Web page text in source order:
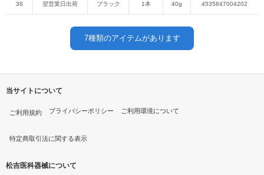
38 翌営業日出荷 ブラック 1本 40g 4535847004202
7種類のアイテムがあります
当サイトについて
ご利用規約 プライバシーポリシー ご利用環境について
特定商取引法に関する表示
松吉医科器械について